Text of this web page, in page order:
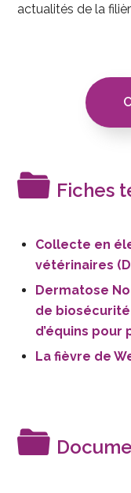
actualités de la
Fiches
Collecte en
vétérinaires
Dermatose
de
d’équins
La fièvre de